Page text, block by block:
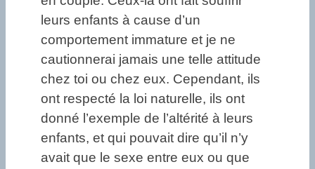
leurs enfants à cause d’un
comportement immature et je ne
cautionnerai jamais une telle attitude
chez toi ou chez eux. Cependant, ils
ont respecté la loi naturelle, ils ont
donné l’exemple de l’altérité à leurs
enfants, et qui pouvait dire qu’il n’y
avait que le sexe entre eux ou que